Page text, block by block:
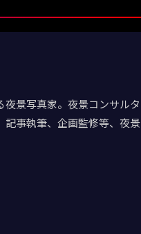
景写真家。夜景コンサル
事執筆、企画監修等、夜